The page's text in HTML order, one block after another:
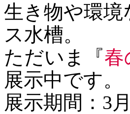
生き物や環
ス水槽。
ただいま『春
展示中です。
展示期間：3